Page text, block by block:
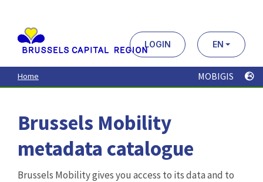
contenu
principal
LOGIN EN
Home MOBIGIS
Brussels Mobility
metadata catalogue
Brussels Mobility gives you access to its data and to